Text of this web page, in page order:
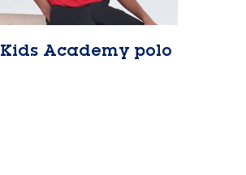
Kids Academy polo